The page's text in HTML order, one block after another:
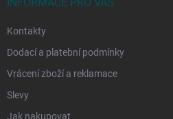
INFORMACE PRO VÁS
Kontakty
Dodací a platební podmínky
Vrácení zboží a reklamace
Slevy
Jak nakupovat